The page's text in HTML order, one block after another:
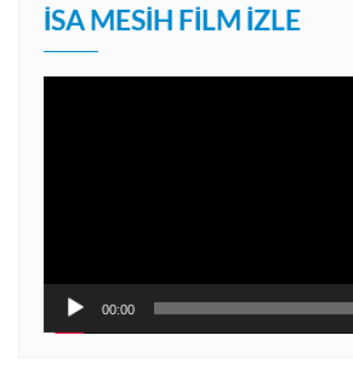
İSA MESIH FILM İZLE
00:00